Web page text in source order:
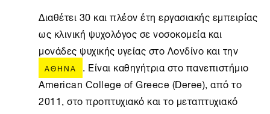
Διαθέτει 30 και πλέον έτη εργασιακής εμπειρίας
ως κλινική ψυχολόγος σε νοσοκομεία και
μονάδες ψυχικής υγείας στο Λονδίνο και την
ΑΘΉΝΑ . Είναι καθηγήτρια στο πανεπιστήμιο
American College of Greece (Deree), από το
2011, στο προπτυχιακό και το μεταπτυχιακό